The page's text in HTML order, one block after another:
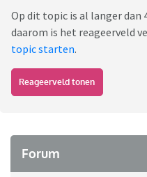
Op dit topic is al langer dan
daarom is het reageerveld
topic starten.
Reageerveld tonen
Forum